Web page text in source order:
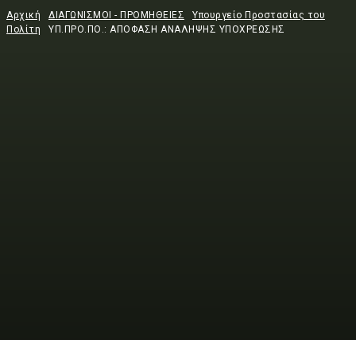
Αρχική ΔΙΑΓΩΝΙΣΜΟΙ - ΠΡΟΜΗΘΕΙΕΣ
Υπουργείο Προστασίας του
Πολίτη
ΥΠ.ΠΡΟ.ΠΟ.: ΑΠΟΦΑΣΗ ΑΝΑΛΗΨΗΣ ΥΠΟΧΡΕΩΣΗΣ